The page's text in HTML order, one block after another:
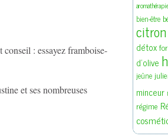
: essayez framboise-
et ses nombreuses
aromathérapie
bien-être
citron
détox
d'olive
jeûne
minceur
régime